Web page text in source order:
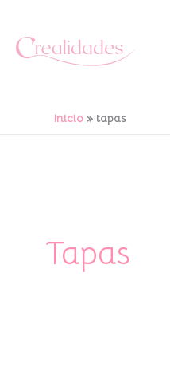
contenido
Inicio tapas
Tapas